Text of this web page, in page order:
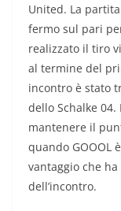
United. La
fermo sul pari
realizzato il tiro
al termine del
incontro è stato
dello Schalke
mantenere il
quando GOOOL
vantaggio che
dell’incontro.